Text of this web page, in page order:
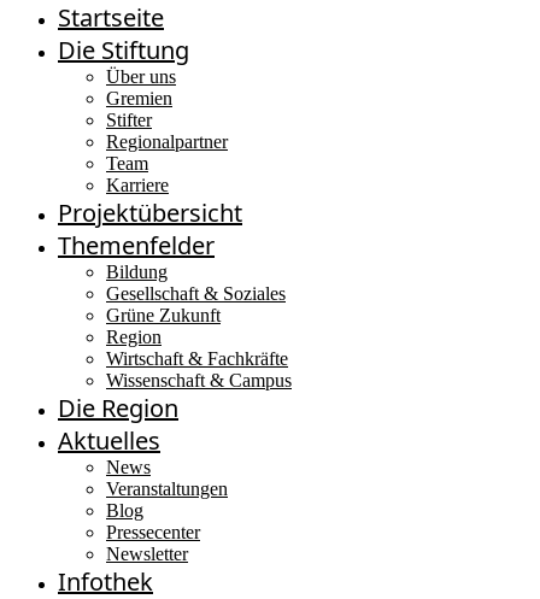
Startseite
Die Stiftung
Über uns
Gremien
Stifter
Regionalpartner
Team
Karriere
Projektübersicht
Themenfelder
Bildung
Gesellschaft & Soziales
Grüne Zukunft
Region
Wirtschaft & Fachkräfte
Wissenschaft & Campus
Die Region
Aktuelles
News
Veranstaltungen
Blog
Pressecenter
Newsletter
Infothek